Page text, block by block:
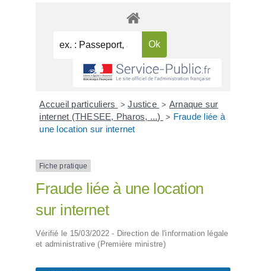
Accueil particuliers > Justice > Arnaque sur
internet (THESEE, Pharos, ...)
> Fraude liée à
une location sur internet
Fiche pratique
Fraude liée à une location
sur internet
Vérifié le 15/03/2022 - Direction de l'information légale
et administrative (Première ministre)